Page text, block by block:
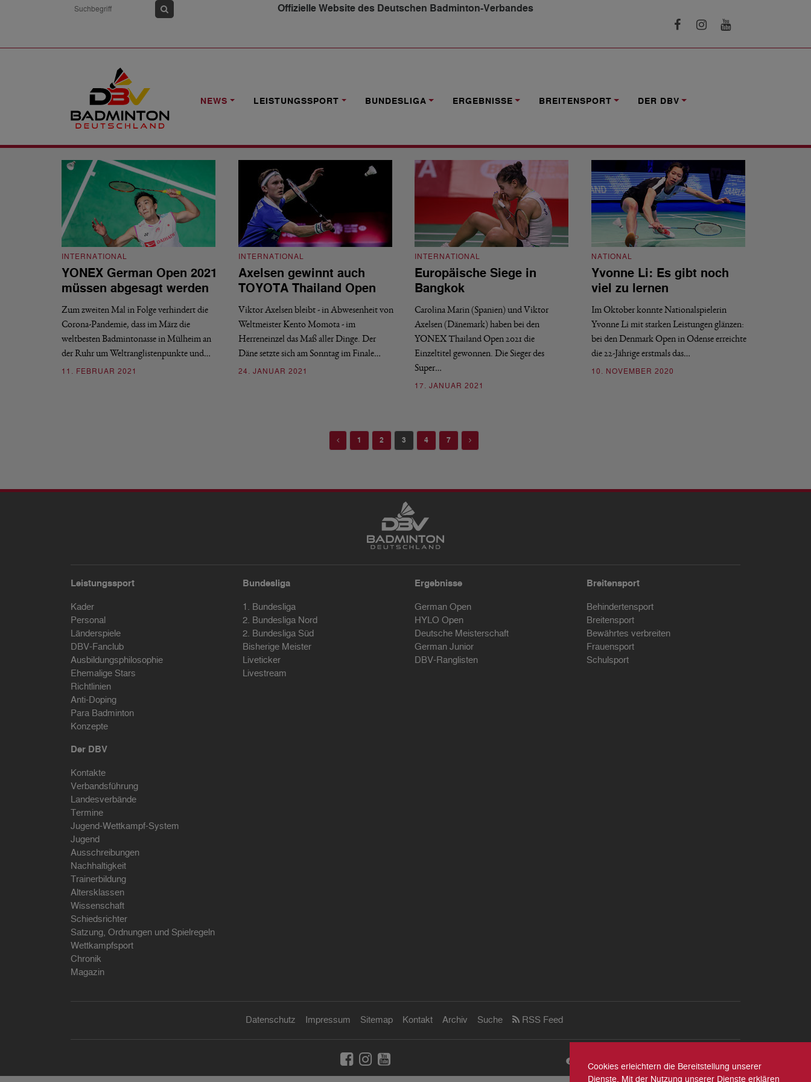
Offizielle Website des Deutschen Badminton-Verbandes
NEWS LEISTUNGSSPORT BUNDESLIGA ERGEBNISSE BREITENSPORT DER DBV
NEWS
Carolina Marin
INTERNATIONAL
YONEX German Open 2021
müssen abgesagt werden
Zum zweiten Mal in Folge verhindert die
Corona-Pandemie, dass im März die
weltbesten Badmintonasse in Mülheim an
der Ruhr um Weltranglistenpunkte und…
11. FEBRUAR 2021
INTERNATIONAL
Axelsen gewinnt auch
TOYOTA Thailand Open
Viktor Axelsen bleibt - in Abwesenheit von
Weltmeister Kento Momota - im
Herreneinzel das Maß aller Dinge. Der
Däne setzte sich am Sonntag im Finale…
24. JANUAR 2021
INTERNATIONAL
Europäische Siege in
Bangkok
Carolina Marin (Spanien) und Viktor
Axelsen (Dänemark) haben bei den
YONEX Thailand Open 2021 die
Einzeltitel gewonnen. Die Sieger des
Super…
17. JANUAR 2021
NATIONAL
Yvonne Li: Es gibt noch
viel zu lernen
Im Oktober konnte Nationalspielerin
Yvonne Li mit starken Leistungen glänzen:
bei den Denmark Open in Odense erreichte
die 22-Jährige erstmals das…
10. NOVEMBER 2020
Previous
1 2 3 4 7 Next
Leistungssport
Kader
Personal
Länderspiele
DBV-Fanclub
Ausbildungsphilosophie
Ehemalige Stars
Richtlinien
Anti-Doping
Para Badminton
Konzepte
Bundesliga
1. Bundesliga
2. Bundesliga Nord
2. Bundesliga Süd
Bisherige Meister
Liveticker
Livestream
Ergebnisse
German Open
HYLO Open
Deutsche Meisterschaft
German Junior
DBV-Ranglisten
Breitensport
Behindertensport
Breitensport
Bewährtes verbreiten
Frauensport
Schulsport
Der DBV
Kontakte
Verbandsführung
Landesverbände
Termine
Jugend-Wettkampf-System
Jugend
Ausschreibungen
Nachhaltigkeit
Trainerbildung
Altersklassen
Wissenschaft
Schiedsrichter
Satzung, Ordnungen und Spielregeln
Wettkampfsport
Chronik
Magazin
Datenschutz Impressum Sitemap Kontakt Archiv Suche RSS Feed
Cookies erleichtern die Bereitstellung unserer
Dienste. Mit der Nutzung unserer Dienste erklären